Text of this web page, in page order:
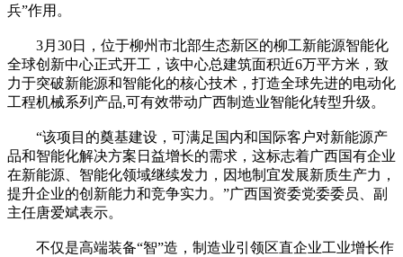
兵”作用。
3月30日，位于柳州市北部生态新区的柳工新能源智能化
全球创新中心正式开工，该中心总建筑面积近6万平方米，致
力于突破新能源和智能化的核心技术，打造全球先进的电动化
工程机械系列产品,可有效带动广西制造业智能化转型升级。
“该项目的奠基建设，可满足国内和国际客户对新能源产
品和智能化解决方案日益增长的需求，这标志着广西国有企业
在新能源、智能化领域继续发力，因地制宜发展新质生产力，
提升企业的创新能力和竞争实力。”广西国资委党委委员、副
主任唐爱斌表示。
不仅是高端装备“智”造，制造业引领区直企业工业增长作